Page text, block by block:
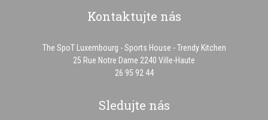
Kontaktujte nás
The SpoT Luxembourg - Sports House - Trendy Kitchen
25 Rue Notre Dame 2240 Ville-Haute
26 95 92 44
Sledujte nás